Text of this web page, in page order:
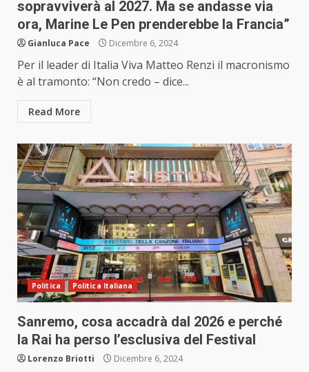
sopravviverà al 2027. Ma se andasse via
ora, Marine Le Pen prenderebbe la Francia”
Gianluca Pace Dicembre 6, 2024
Per il leader di Italia Viva Matteo Renzi il macronismo
è al tramonto: “Non credo – dice...
Read More
Politica Politica Italiana
Sanremo, cosa accadrà dal 2026 e perché
la Rai ha perso l’esclusiva del Festival
Lorenzo Briotti Dicembre 6, 2024